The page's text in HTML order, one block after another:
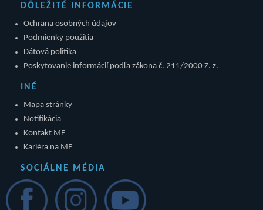
DÔLEŽITÉ INFORMÁCIE
Ochrana osobných údajov
Podmienky použitia
Dátová politika
Poskytovanie informácií podľa zákona č. 211/2000 Z. z.
INÉ
Mapa stránky
Notifikácia
Kontakt MF
Kariéra na MF
SOCIÁLNE MÉDIA